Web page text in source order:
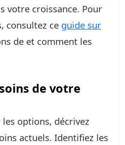
votre croissance. Pour
consultez ce guide sur
de et comment les
de votre
options, décrivez
actuels. Identifiez les